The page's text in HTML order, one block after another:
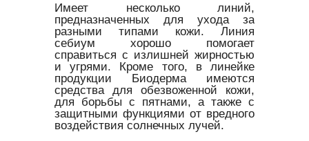
Имеет несколько линий,
предназначенных для ухода за
разными типами кожи. Линия
себиум хорошо помогает
справиться с излишней жирностью
и угрями. Кроме того, в линейке
продукции Биодерма имеются
средства для обезвоженной кожи,
для борьбы с пятнами, а также с
защитными функциями от вредного
воздействия солнечных лучей.